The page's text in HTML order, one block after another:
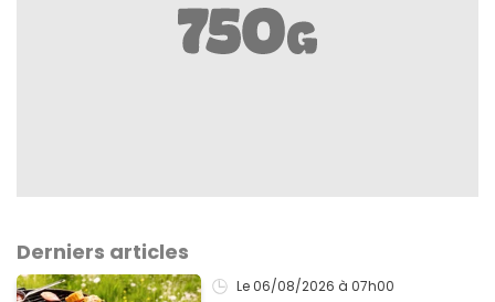
Derniers articles
Le 06/08/2026 à 07h00